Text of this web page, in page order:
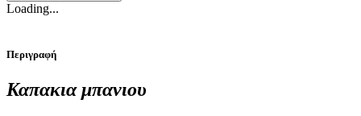
Loading...
Περιγραφή
Καπακια μπανιου